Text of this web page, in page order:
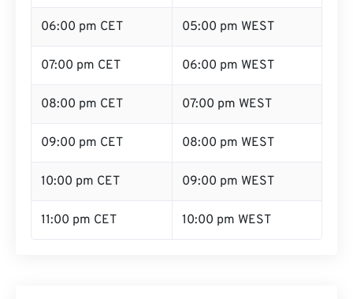
06:00 pm CET 05:00 pm WEST
07:00 pm CET 06:00 pm WEST
08:00 pm CET 07:00 pm WEST
09:00 pm CET 08:00 pm WEST
10:00 pm CET 09:00 pm WEST
11:00 pm CET 10:00 pm WEST